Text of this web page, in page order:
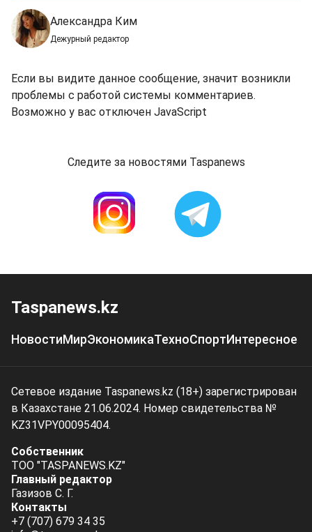
Александра Ким
Дежурный редактор
Если вы видите данное сообщение, значит возникли
проблемы с работой системы комментариев.
Возможно у вас отключен JavaScript
Следите за новостями Taspanews
Taspanews.kz
НовостиМирЭкономикаТехноСпортИнтересное
Сетевое издание Taspanews.kz (18+) зарегистрирован
в Казахстане 21.06.2024. Номер свидетельства №
KZ31VPY00095404.
Собственник
ТОО "TASPANEWS.KZ"
Главный редактор
Газизов С. Г.
Контакты
+7 (707) 679 34 35